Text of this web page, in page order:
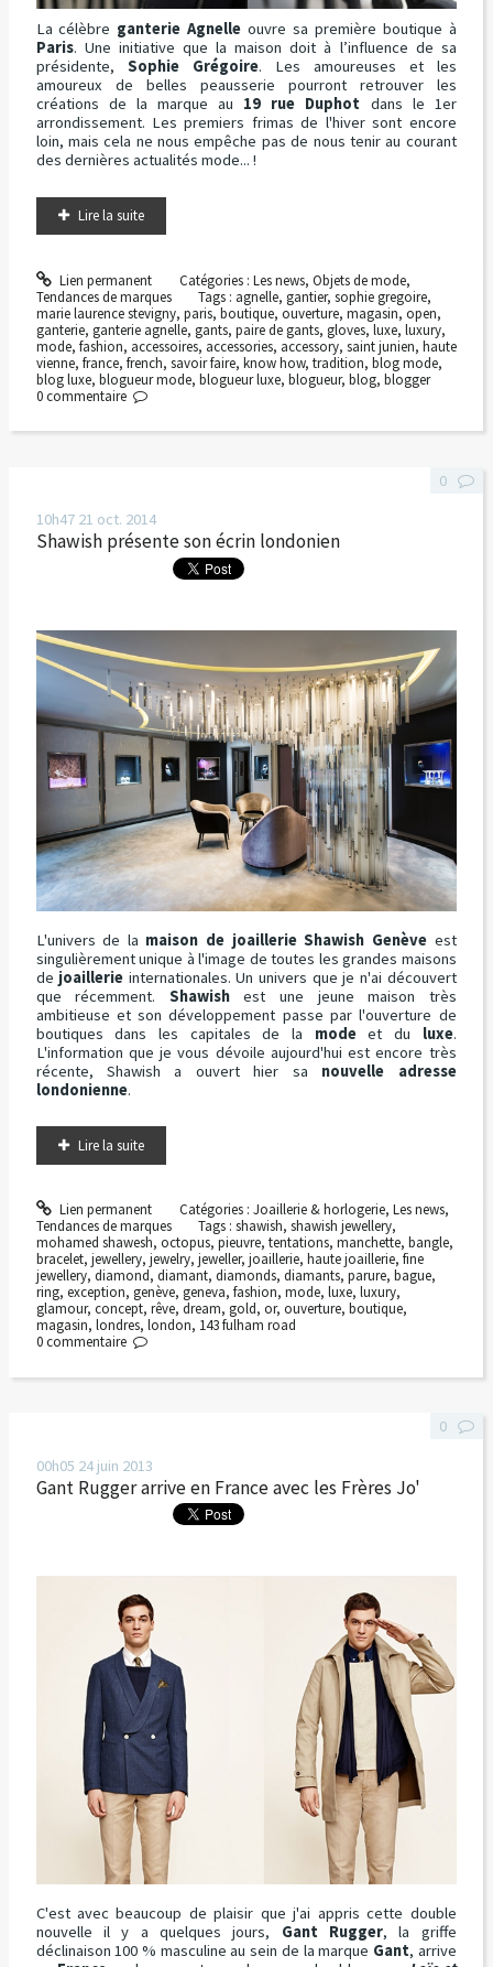
La célèbre ganterie Agnelle ouvre sa première boutique à
Paris. Une initiative que la maison doit à l’influence de sa
présidente, Sophie Grégoire. Les amoureuses et les
amoureux de belles peausserie pourront retrouver les
créations de la marque au 19 rue Duphot dans le 1er
arrondissement. Les premiers frimas de l'hiver sont encore
loin, mais cela ne nous empêche pas de nous tenir au courant
des dernières actualités mode... !
Lire la suite
Lien permanent Catégories : Les news, Objets de mode,
Tendances de marques
Tags : agnelle,gantier,sophie gregoire,
marie laurence stevigny, paris, boutique, ouverture, magasin, open,
ganterie, ganterie agnelle, gants, paire de gants, gloves, luxe, luxury,
mode, fashion, accessoires, accessories, accessory, saint junien, haute
vienne, france, french, savoir faire, know how, tradition, blog mode,
blog luxe, blogueur mode, blogueur luxe, blogueur, blog, blogger
0 commentaire
10h47 21 oct. 2014
Shawish présente son écrin londonien
L'univers de la maison de joaillerie Shawish Genève est
singulièrement unique à l'image de toutes les grandes maisons
de joaillerie internationales. Un univers que je n'ai découvert
que récemment. Shawishest une jeune maison très
ambitieuse et son développement passe par l'ouverture de
boutiques dans les capitales de la modeet du luxe.
L'information que je vous dévoile aujourd'hui est encore très
récente, Shawish a ouvert hier sa nouvelle adresse
londonienne.
Lire la suite
Lien permanent Catégories : Joaillerie & horlogerie, Les news,
Tendances de marques
Tags :shawish,shawish jewellery,
mohamed shawesh, octopus, pieuvre, tentations, manchette, bangle,
bracelet, jewellery, jewelry, jeweller, joaillerie, haute joaillerie, fine
jewellery, diamond, diamant, diamonds, diamants, parure, bague,
ring, exception, genève, geneva, fashion, mode, luxe, luxury,
glamour, concept, rêve, dream, gold, or, ouverture, boutique,
magasin, londres, london, 143 fulham road
0
0 commentaire
00h05 24 juin 2013
Gant Rugger arrive en France avec les Frères Jo'
C'est avec beaucoup de plaisir que j'ai appris cette double
nouvelle il y a quelques jours, Gant Rugger, la griffe
déclinaison 100 % masculine au sein de la marque Gant, arrive
0